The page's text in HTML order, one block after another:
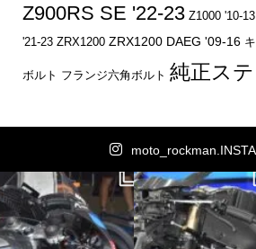
Z900RS SE '22-23 Z1000 '10-13
'21-23 ZRX1200 ZRX1200 DAEG '09-16
ボルト フランジ六角ボルト 純正ス